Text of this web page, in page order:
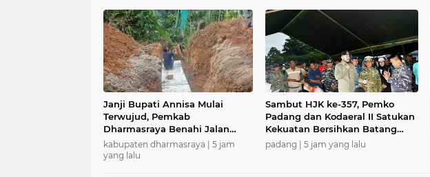
Janji Bupati Annisa Mulai
Terwujud, Pemkab
Dharmasraya Benahi Jalan
Pulau Punjung–Kampung
Surau Sepanjang 5,6 Kilometer
kabupaten dharmasraya |
5 jam
yang lalu
Sambut HJK ke-357, Pemko
Padang dan Kodaeral II Satukan
Kekuatan Bersihkan Batang
Arau, Gelar Bakti Sosial hingga
padang | 5 jam yang lalu